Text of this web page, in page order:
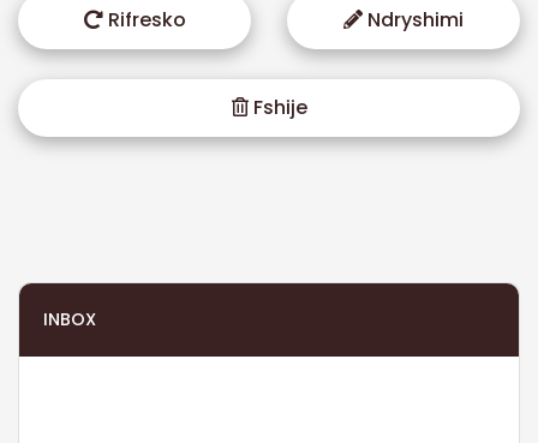
Rifresko Ndryshimi
Fshije
INBOX